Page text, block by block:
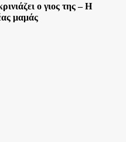
ο γιος της – Η
μαμάς